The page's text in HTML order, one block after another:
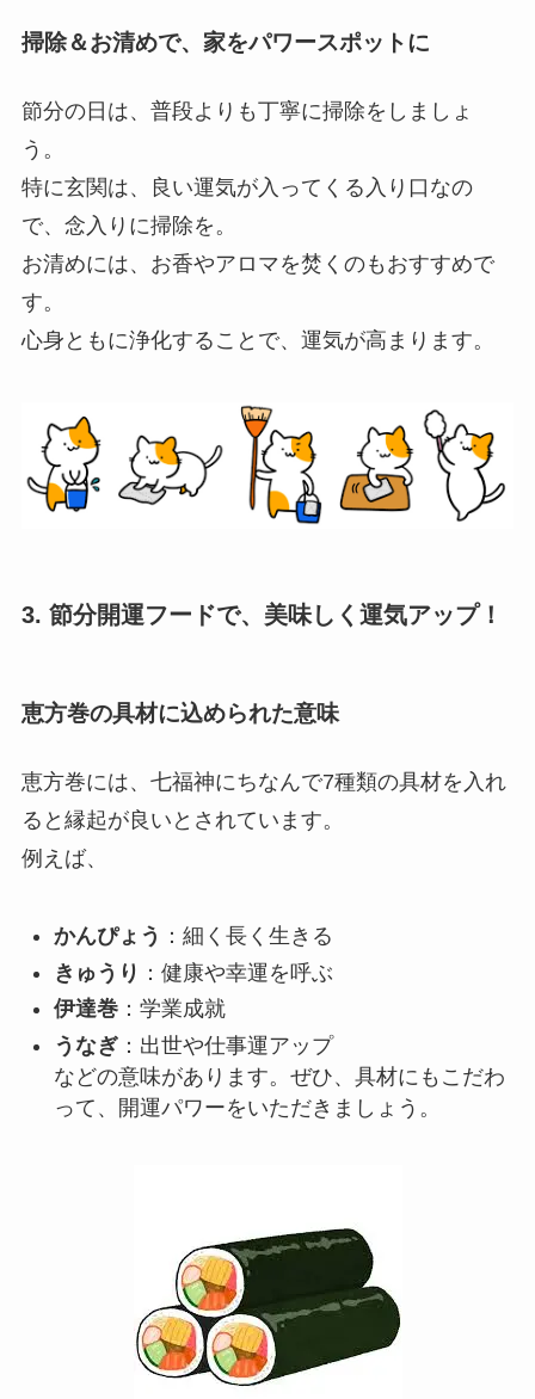
掃除＆お清めで、家をパワースポットに
節分の日は、普段よりも丁寧に掃除をしましょ
う。
特に玄関は、良い運気が入ってくる入り口なの
で、念入りに掃除を。
お清めには、お香やアロマを焚くのもおすすめで
す。
心身ともに浄化することで、運気が高まります。
3. 節分開運フードで、美味しく運気アップ！
恵方巻の具材に込められた意味
恵方巻には、七福神にちなんで7種類の具材を入れ
ると縁起が良いとされています。
例えば、
かんぴょう ：細く長く生きる
きゅうり ：健康や幸運を呼ぶ
伊達巻：学業成就
うなぎ：出世や仕事運アップ
などの意味があります。ぜひ、具材にもこだわ
って、開運パワーをいただきましょう。